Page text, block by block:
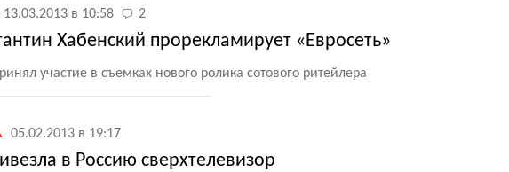
13.03.2013 в 10:58 2
Хабенский прорекламирует «Евросеть»
участие в съемках нового ролика сотового ритейлера
05.02.2013 в 19:17
в Россию сверхтелевизор